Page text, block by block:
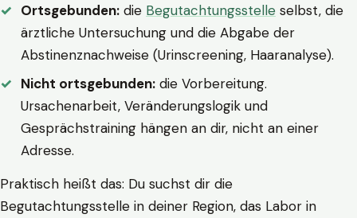
Ortsgebunden: die Begutachtungsstelle selbst, die
ärztliche Untersuchung und die Abgabe der
Abstinenznachweise (Urinscreening, Haaranalyse).
Nicht ortsgebunden: die Vorbereitung.
Ursachenarbeit, Veränderungslogik und
Gesprächstraining hängen an dir, nicht an einer
Adresse.
Praktisch heißt das: Du suchst dir die
Begutachtungsstelle in deiner Region, das Labor in